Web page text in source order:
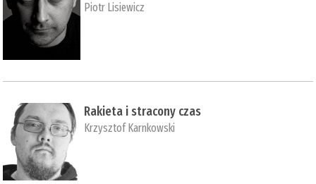
Piotr Lisiewicz
Rakieta i stracony czas
Krzysztof Karnkowski